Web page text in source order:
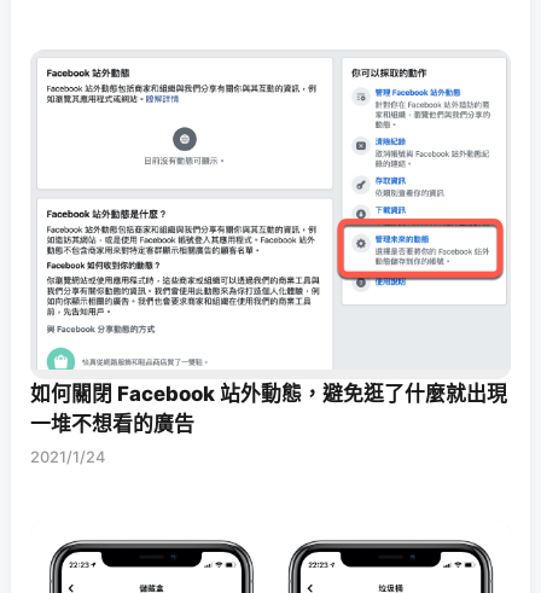
如何關閉 Facebook 站外動態，避免逛了什麼就出現
一堆不想看的廣告
2021/1/24